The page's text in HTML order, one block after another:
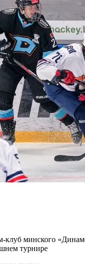
минского
турнире